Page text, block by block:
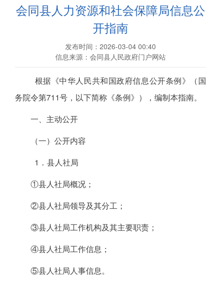
会同县人力资源和社会保障局信息公
开指南
发布时间：2026-03-04 00:40
信息来源：会同县人民政府门户网站
根据《中华人民共和国政府信息公开条例》（国
务院令第711号，以下简称《条例》），编制本指南。
一、主动公开
（一）公开内容
1．县人社局
①县人社局概况；
②县人社局领导及其分工；
③县人社局工作机构及其主要职责；
④县人社局工作信息；
⑤县人社局人事信息。